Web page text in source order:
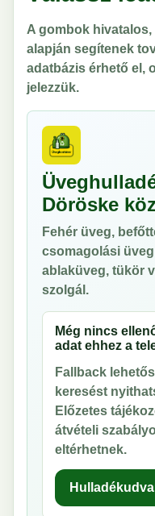
A gombok
alapján segítenek
adatbázis érhető el,
jelezzük.
Döröske
Fehér üveg,
csomagolási
ablaküveg, tükör
szolgál.
Még nincs
adat ehhez a
Fallback
keresést
Előzetes
átvételi
eltérhetnek.